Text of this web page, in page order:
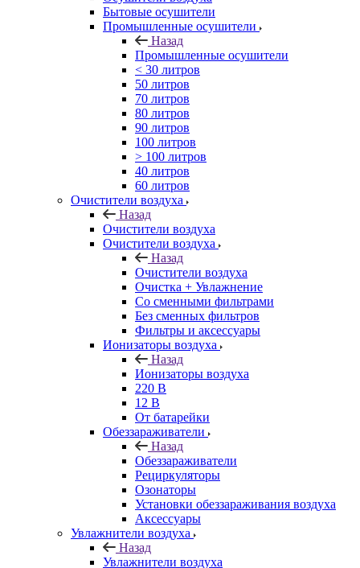
Бытовые осушители
Промышленные осушители
Назад
Промышленные осушители
< 30 литров
50 литров
70 литров
80 литров
90 литров
100 литров
> 100 литров
40 литров
60 литров
Очистители воздуха
Назад
Очистители воздуха
Очистители воздуха
Назад
Очистители воздуха
Очистка + Увлажнение
Cо сменными фильтрами
Без сменных фильтров
Фильтры и аксессуары
Ионизаторы воздуха
Назад
Ионизаторы воздуха
220 В
12 В
От батарейки
Обеззараживатели
Назад
Обеззараживатели
Рециркуляторы
Озонаторы
Установки обеззараживания воздуха
Аксессуары
Увлажнители воздуха
Назад
Увлажнители воздуха